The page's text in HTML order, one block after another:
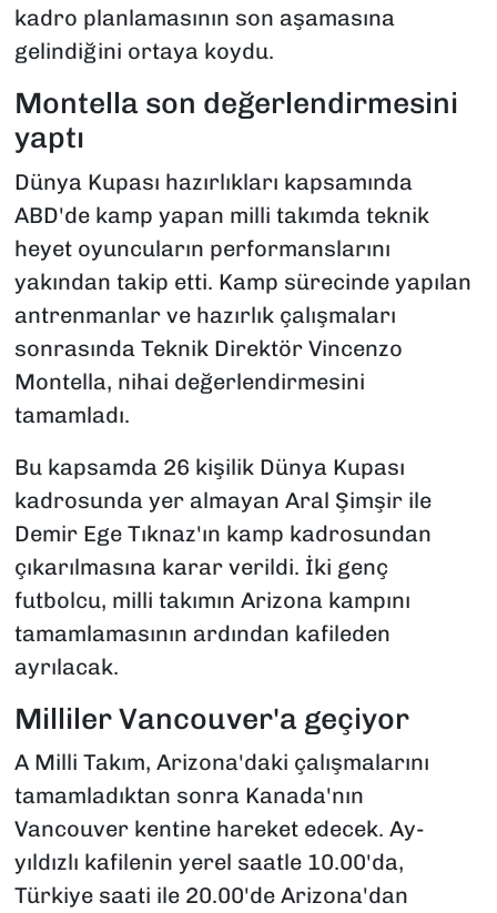
kadro planlamasının son aşamasına
gelindiğini ortaya koydu.
Montella son değerlendirmesini
yaptı
Dünya Kupası hazırlıkları kapsamında
ABD'de kamp yapan milli takımda teknik
heyet oyuncuların performanslarını
yakından takip etti. Kamp sürecinde yapılan
antrenmanlar ve hazırlık çalışmaları
sonrasında Teknik Direktör Vincenzo
Montella, nihai değerlendirmesini
tamamladı.
Bu kapsamda 26 kişilik Dünya Kupası
kadrosunda yer almayan Aral Şimşir ile
Demir Ege Tıknaz'ın kamp kadrosundan
çıkarılmasına karar verildi. İki genç
futbolcu, milli takımın Arizona kampını
tamamlamasının ardından kafileden
ayrılacak.
Milliler Vancouver'a geçiyor
A Milli Takım, Arizona'daki çalışmalarını
tamamladıktan sonra Kanada'nın
Vancouver kentine hareket edecek. Ay-
yıldızlı kafilenin yerel saatle 10.00'da,
Türkiye saati ile 20.00'de Arizona'dan